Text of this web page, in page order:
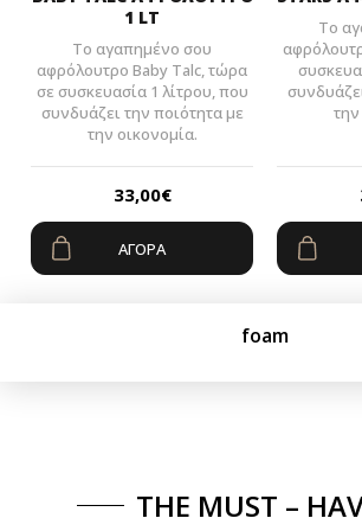
1 LT
Το αγαπημένο σου
αφρόλουτρο Baby Talc, τώρα
σε συσκευασία 1 λίτρου, που
συνδυάζει την ποιότητα με
την οικονομία.
33,00€
ΑΓΟΡΆ
Το
foam
THE MUST –